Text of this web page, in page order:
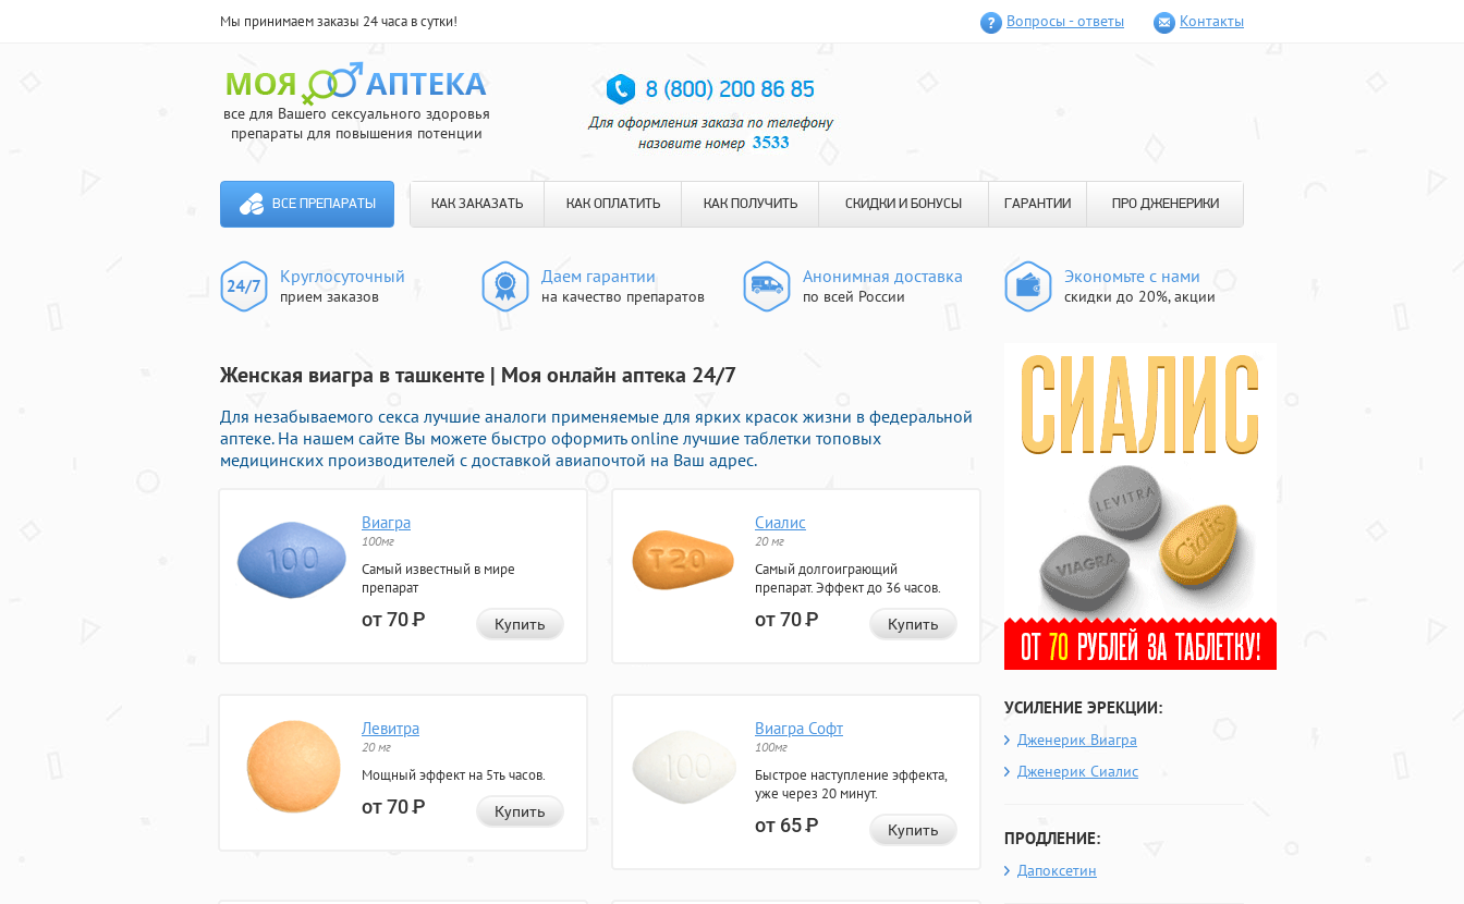
Мы принимаем заказы 24 часа в сутки! Вопросы - ответы Контакты
все для Вашего сексуального здоровья
препараты для повышения потенции
ВСЕ ПРЕПАРАТЫ КАК ЗАКАЗАТЬ КАК ОПЛАТИТЬ КАК ПОЛУЧИТЬ СКИДКИ И БОНУСЫ ГАРАНТИИ ПРО ДЖЕНЕРИКИ
Круглосуточный
прием заказов
Даем гарантии
на качество препаратов
Анонимная доставка
по всей России
Экономьте с нами
скидки до 20%, акции
Женская виагра в ташкенте | Моя онлайн аптека 24/7
Для незабываемого секса лучшие аналоги применяемые для ярких красок жизни в федеральной
аптеке. На нашем сайте Вы можете быстро оформить online лучшие таблетки топовых
медицинских производителей с доставкой авиапочтой на Ваш адрес.
Виагра
100мг
Самый известный в мире
препарат
от 70Р Купить
Сиалис
20 мг
Самый долгоиграющий
препарат. Эффект до 36 часов.
от 70Р Купить
Левитра
20 мг
Мощный эффект на 5ть часов.
от 70Р Купить
Виагра Софт
100мг
Быстрое наступление эффекта,
уже через 20 минут.
от 65Р Купить
УСИЛЕНИЕ ЭРЕКЦИИ:
Дженерик Виагра
Дженерик Сиалис
ПРОДЛЕНИЕ:
Дапоксетин